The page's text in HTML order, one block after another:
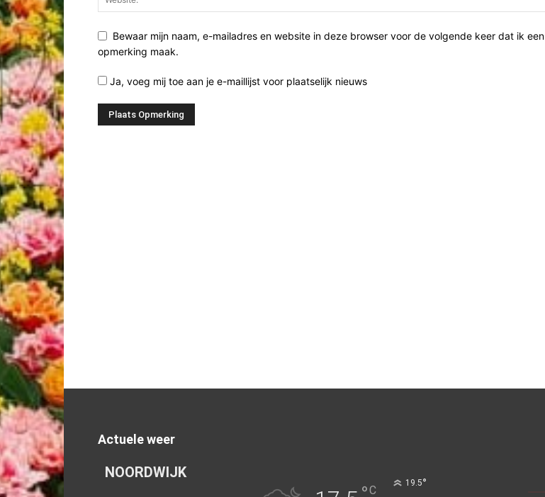
Bewaar mijn naam, e-mailadres en website in deze browser voor de volgende keer dat ik een
opmerking maak.
Ja, voeg mij toe aan je e-maillijst voor plaatselijk nieuws
Actuele weer
NOORDWIJK
C
19.5°